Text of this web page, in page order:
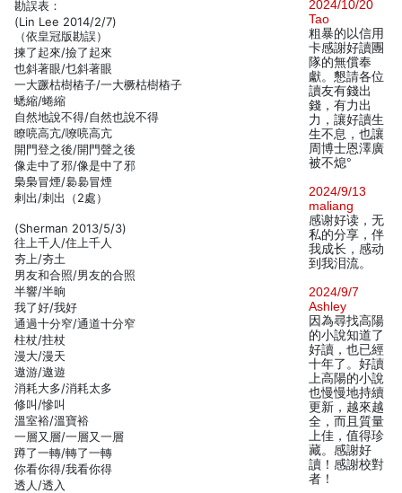
勘誤表：
(Lin Lee 2014/2/7)
（依皇冠版勘誤）
揀了起來/撿了起來
也斜著眼/乜斜著眼
一大蹶枯樹樁子/一大橛枯樹樁子
蟋縮/蜷縮
自然地說不得/自然也說不得
瞭喨高亢/嘹喨高亢
開門登之後/開門聲之後
像走中了邪/像是中了邪
梟梟冒煙/裊裊冒煙
剌出/刺出（2處）
(Sherman 2013/5/3)
往上千人/住上千人
夯上/夯土
男友和合照/男友的合照
半響/半晌
我了好/我好
通過十分窄/通道十分窄
柱杖/拄杖
漫大/漫天
遨游/遨遊
消耗大多/消耗太多
修叫/慘叫
溫室裕/溫寶裕
一層又層/一層又一層
蹲了一轉/轉了一轉
你看你得/我看你得
透人/透入
2024/10/20
Tao
粗暴的以信用
卡感謝好讀團
隊的無償奉
獻。懇請各位
讀友有錢出
錢，有力出
力，讓好讀生
生不息，也讓
周博士恩澤廣
被不熄°
2024/9/13
maliang
感谢好读，无
私的分享，伴
我成长，感动
到我泪流。
2024/9/7
Ashley
因為尋找高陽
的小說知道了
好讀，也已經
十年了。好讀
上高陽的小說
也慢慢地持續
更新，越來越
全，而且質量
上佳，值得珍
藏。感謝好
讀！感謝校對
者！